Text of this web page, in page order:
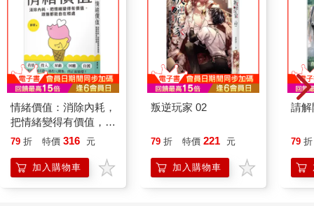
情緒價值：消除內耗，
把情緒變得有價值，跟
誰都能自在相處
79 折 特價 316 元
加入購物車
叛逆玩家 02
79 折 特價 221 元
加入購物車
請解
79 折